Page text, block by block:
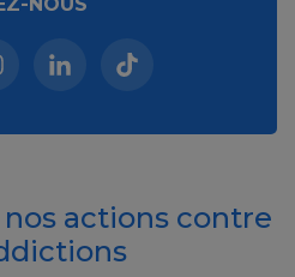
NOUS
(nouvelle fenêtre)
(nouvelle fenêtre)
Linkedin (nouvelle
Tiktok (nouvelle
actions contre